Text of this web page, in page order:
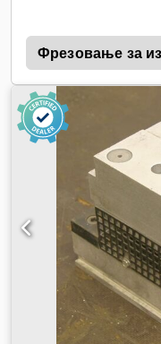
Фрезовање за